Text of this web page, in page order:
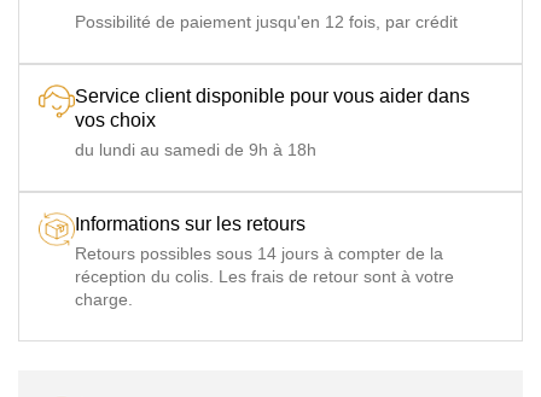
Possibilité de paiement jusqu'en 12 fois, par crédit
Service client disponible pour vous aider dans
vos choix
du lundi au samedi de 9h à 18h
Informations sur les retours
Retours possibles sous 14 jours à compter de la
réception du colis. Les frais de retour sont à votre
charge.